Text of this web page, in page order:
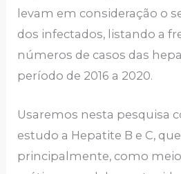
levam em consideração o
dos infectados, listando a
números de casos das
período de 2016 a 2020.
Usaremos nesta pesquisa
estudo a Hepatite B e C,
principalmente, como